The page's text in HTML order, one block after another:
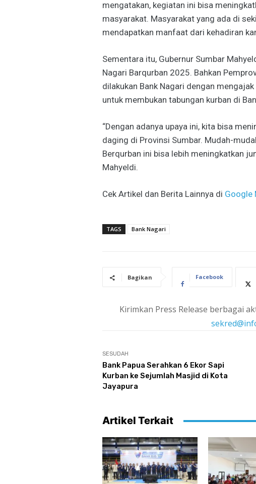
mengatakan, kegiatan ini bisa
masyarakat. Masyarakat yang ada di
mendapatkan manfaat dari kehadiran
Sementara itu, Gubernur Sumbar
Nagari Barqurban 2025. Bahkan
dilakukan Bank Nagari dengan
untuk membukan tabungan kurban di
“Dengan adanya upaya ini, kita bisa
daging di Provinsi Sumbar. Mudah-
Berqurban ini bisa lebih meningkatkan
Mahyeldi.
Cek Artikel dan Berita Lainnya di Google
TAGS Bank Nagari
Bagikan Facebook
Kirimkan Press Release berbagai
SESUDAH
Bank Papua Serahkan 6 Ekor Sapi
Kurban ke Sejumlah Masjid di Kota
Jayapura
Artikel Terkait